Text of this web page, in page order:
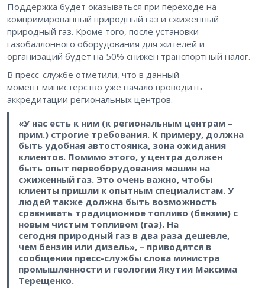
Поддержка будет оказываться при переходе на
компримированный природный газ и сжиженный
природный газ. Кроме того, после установки
газобаллонного оборудования для жителей и
организаций будет на 50% снижен транспортный налог.
В пресс-службе отметили, что в данный
момент министерство уже начало проводить
аккредитации региональных центров.
«У нас есть к ним (к региональным центрам –
прим.) строгие требования. К примеру, должна
быть удобная автостоянка, зона ожидания
клиентов. Помимо этого, у центра должен
быть опыт переоборудования машин на
сжиженный газ. Это очень важно, чтобы
клиенты пришли к опытным специалистам. У
людей также должна быть возможность
сравнивать традиционное топливо (бензин) с
новым чистым топливом (газ). На
сегодня природный газ в два раза дешевле,
чем бензин или дизель», – приводятся в
сообщении пресс-службы слова министра
промышленности и геологии Якутии Максима
Терещенко.